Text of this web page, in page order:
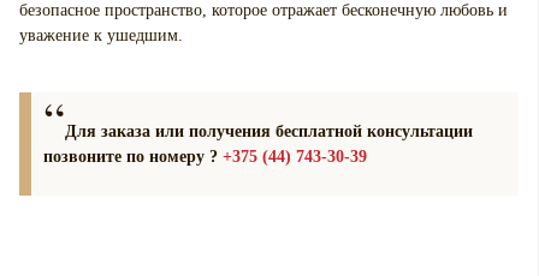
безопасное пространство, которое отражает бесконечную любовь и
уважение к ушедшим.
Для заказа или получения бесплатной консультации
позвоните по номеру ? +375 (44) 743-30-39